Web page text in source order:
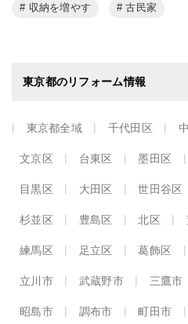
収納を増やす 古民家
東京都のリフォーム情報
東京都全域 千代田区
文京区 台東区 墨田区
目黒区 大田区 世田谷区
杉並区 豊島区 北区
練馬区 足立区 葛飾区
立川市 武蔵野市 三鷹市
昭島市 調布市 町田市